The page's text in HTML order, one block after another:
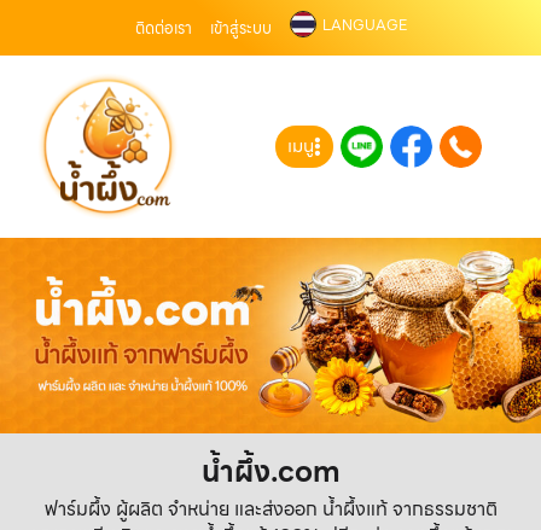
ติดต่อเรา เข้าสู่ระบบ LANGUAGE
เมนู
น้ำผึ้ง.com
ฟาร์มผึ้ง ผู้ผลิต จำหน่าย และส่งออก น้ำผึ้งแท้ จากธรรมชาติ